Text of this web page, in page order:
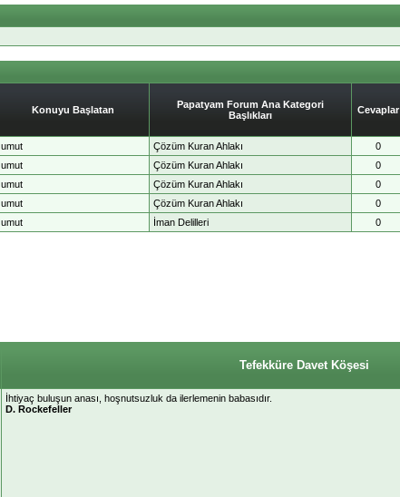
Konuyu Başlatan
Papatyam Forum Ana Kategori
Başlıkları
Cevaplar
umut Çözüm Kuran Ahlakı 0
umut Çözüm Kuran Ahlakı 0
umut Çözüm Kuran Ahlakı 0
umut Çözüm Kuran Ahlakı 0
umut İman Delilleri 0
Tefekküre Davet Köşesi
İhtiyaç buluşun anası, hoşnutsuzluk da ilerlemenin babasıdır.
D. Rockefeller